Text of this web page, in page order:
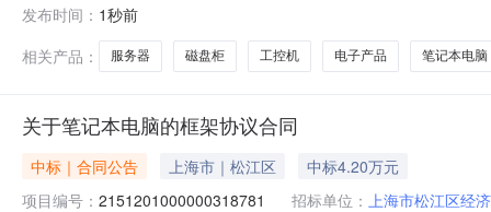
议执行四、成交供应商：1.南京初唐科技发展有限公司
项目应征
发布时间： 1秒前
相关产品：
服务器 磁盘柜 工控机 电子产品 笔记本电脑
关于笔记本电脑的框架协议合同
中标｜合同公告 上海市｜松江区
中标4.20万元
项目编号： 2151201000000318781 招标单位： 上海市松江区经